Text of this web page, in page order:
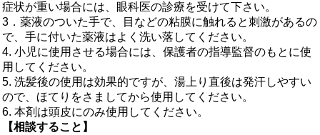
症状が重い場合には、眼科医の診療を受けて下さい。
3．薬液のついた手で、目などの粘膜に触れると刺激があるの
で、手に付いた薬液はよく洗い落してください。
4. 小児に使用させる場合には、保護者の指導監督のもとに使
用してください。
5. 洗髪後の使用は効果的ですが、湯上り直後は発汗しやすい
ので、ほてりをさましてから使用してください。
6. 本剤は頭皮にのみ使用してください。
【相談すること】